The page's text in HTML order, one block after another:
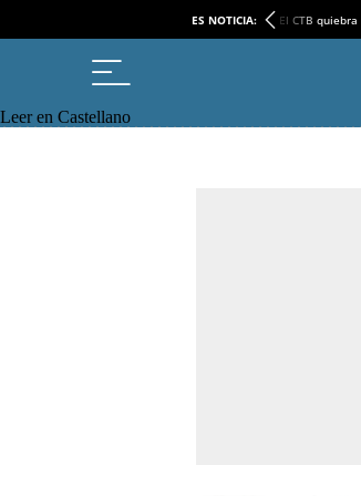
ES NOTICIA: El CTB
Leer en Castellano